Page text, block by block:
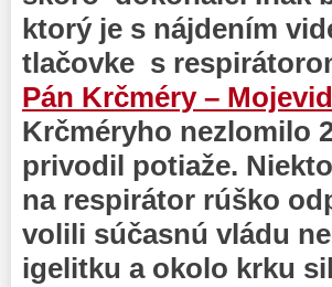
ktorý je s nájdením
tlačovke s
Pán Krčméry –
Krčméryho nezlomilo
privodil potiaže.
na respirátor rúško
volili súčasnú vládu
igelitku a okolo krku